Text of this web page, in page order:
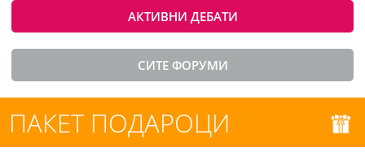
АКТИВНИ ДЕБАТИ
СИТЕ ФОРУМИ
ПАКЕТ ПОДАРОЦИ